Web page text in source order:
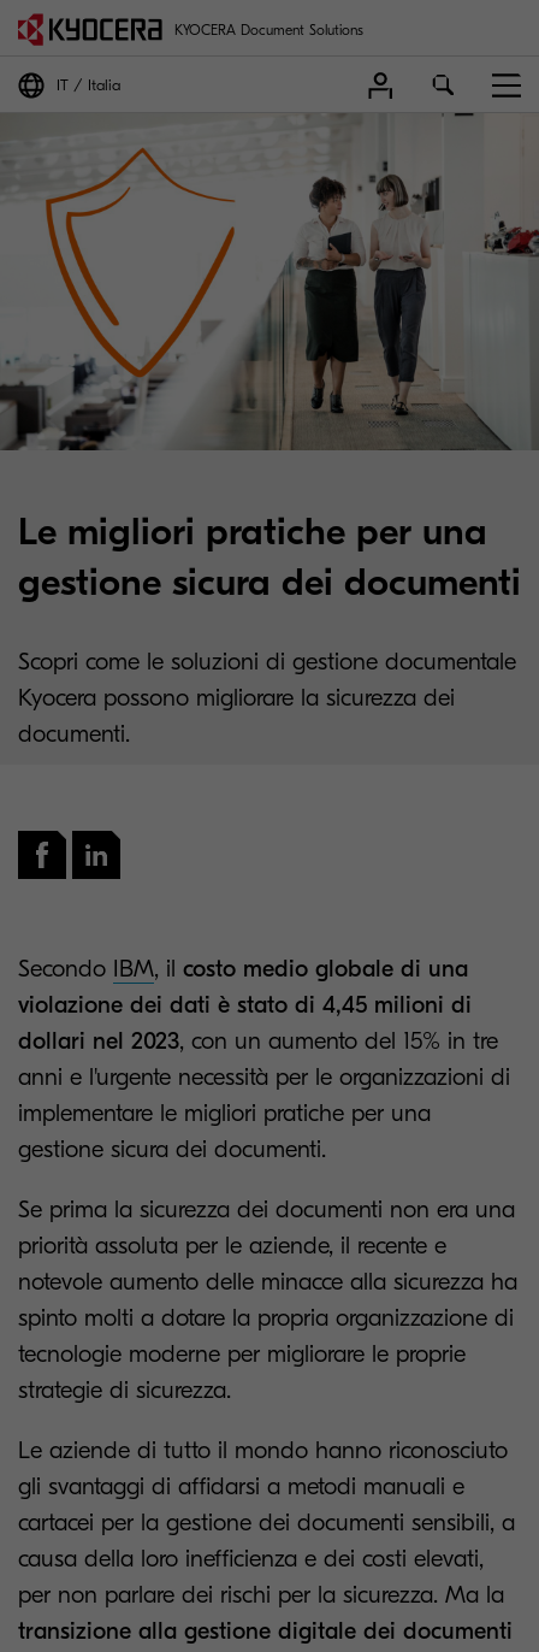
KYOCERA Document Solutions
IT Italia
Le migliori pratiche per una
gestione sicura dei documenti
Scopri come le soluzioni di gestione documentale
Kyocera possono migliorare la sicurezza dei
documenti.
Secondo IBM, il costo medio globale di una
violazione dei dati è stato di 4,45 milioni di
dollari nel 2023, con un aumento del 15% in tre
anni e l'urgente necessità per le organizzazioni di
implementare le migliori pratiche per una
gestione sicura dei documenti.
Se prima la sicurezza dei documenti non era una
priorità assoluta per le aziende, il recente e
notevole aumento delle minacce alla sicurezza ha
spinto molti a dotare la propria organizzazione di
tecnologie moderne per migliorare le proprie
strategie di sicurezza.
Le aziende di tutto il mondo hanno riconosciuto
gli svantaggi di affidarsi a metodi manuali e
cartacei per la gestione dei documenti sensibili, a
causa della loro inefficienza e dei costi elevati,
per non parlare dei rischi per la sicurezza. Ma la
transizione alla gestione digitale dei documenti